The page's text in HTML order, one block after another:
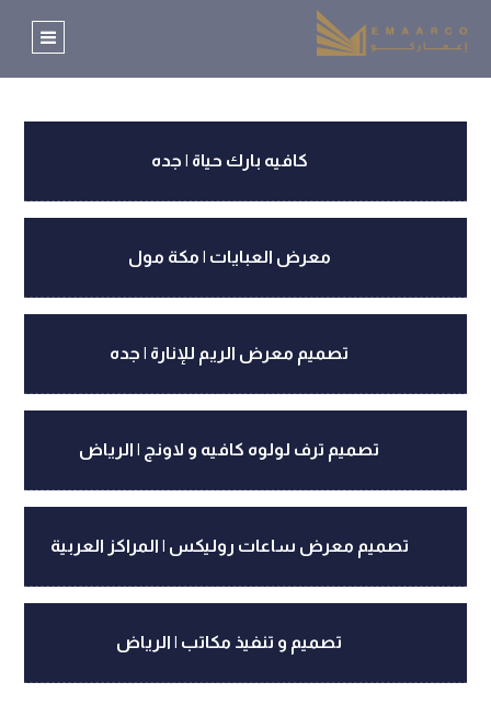
كافيه بارك حياة | جده
معرض العبايات | مكة مول
تصميم معرض الريم للإنارة | جده
تصميم ترف لولوه كافيه و لاونج | الرياض
تصميم معرض ساعات روليكس | المراكز العربية
تصميم و تنفيذ مكاتب | الرياض